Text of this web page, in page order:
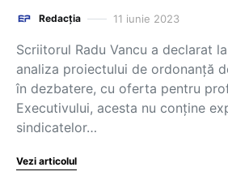
Redacția 11 iunie 2023
Scriitorul Radu Vancu a declarat
analiza proiectului de ordonanță
în dezbatere, cu oferta pentru
Executivului, acesta nu conține
sindicatelor…
Vezi articolul